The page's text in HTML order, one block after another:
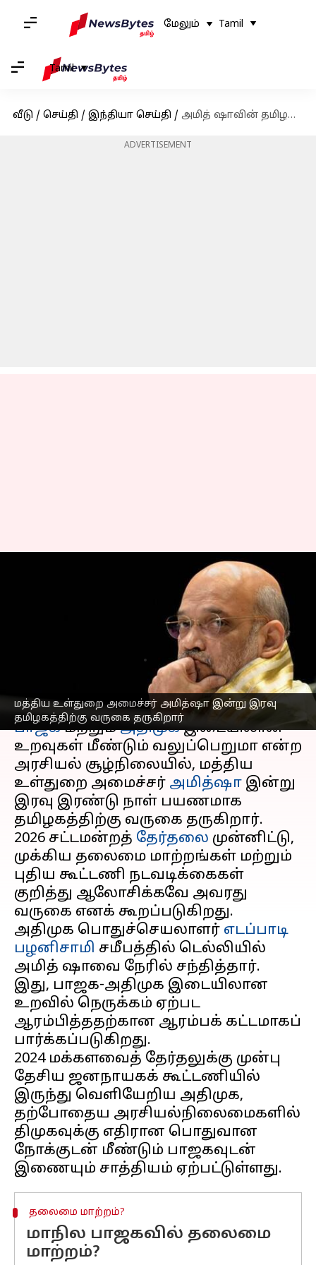
மேலும் Tamil
Tamil
வீடு / செய்தி / இந்தியா செய்தி / அமித் ஷாவின் தமிழக வருகை: பாஜக-அதிமுக கூட்டணி மீண்டும் உருவாகுமா?
ADVERTISEMENT
மத்திய உள்துறை அமைச்சர் அமித்ஷா இன்று இரவு
தமிழகத்திற்கு வருகை தருகிறார்
அமித் ஷாவின் தமிழக
வருகை: பாஜக-அதிமுக
கூட்டணி மீண்டும்
Apr 10, 2025 02:19 pm
செய்தி முன்னோட்டம்
பாஜகமற்றும்அதிமுகஇடையிலான
உறவுகள் மீண்டும் வலுப்பெறுமா என்ற
அரசியல் சூழ்நிலையில், மத்திய
உள்துறை அமைச்சர் அமித்ஷா இன்று
இரவு இரண்டு நாள் பயணமாக
தமிழகத்திற்கு வருகை தருகிறார்.
2026 சட்டமன்றத் தேர்தலை முன்னிட்டு,
முக்கிய தலைமை மாற்றங்கள் மற்றும்
புதிய கூட்டணி நடவடிக்கைகள்
குறித்து ஆலோசிக்கவே அவரது
வருகை எனக் கூறப்படுகிறது.
அதிமுக பொதுச்செயலாளர் எடப்பாடி
பழனிசாமி சமீபத்தில் டெல்லியில்
அமித் ஷாவை நேரில் சந்தித்தார்.
இது, பாஜக-அதிமுக இடையிலான
உறவில் நெருக்கம் ஏற்பட
ஆரம்பித்ததற்கான ஆரம்பக் கட்டமாகப்
பார்க்கப்படுகிறது.
2024 மக்களவைத் தேர்தலுக்கு முன்பு
தேசிய ஜனநாயகக் கூட்டணியில்
இருந்து வெளியேறிய அதிமுக,
தற்போதைய அரசியல்நிலைமைகளில்
திமுகவுக்கு எதிரான பொதுவான
நோக்குடன் மீண்டும் பாஜகவுடன்
தலைமை மாற்றம்?
மாநில பாஜகவில் தலைமை
மாற்றம்?